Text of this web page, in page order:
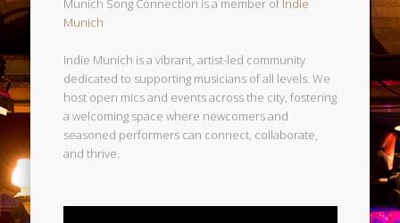
Munich
Indie Munich is a vibrant, artist-led community
dedicated to supporting musicians of all levels. We
host open mics and events across the city, fostering
a welcoming space where newcomers and
seasoned performers can connect, collaborate,
and thrive.